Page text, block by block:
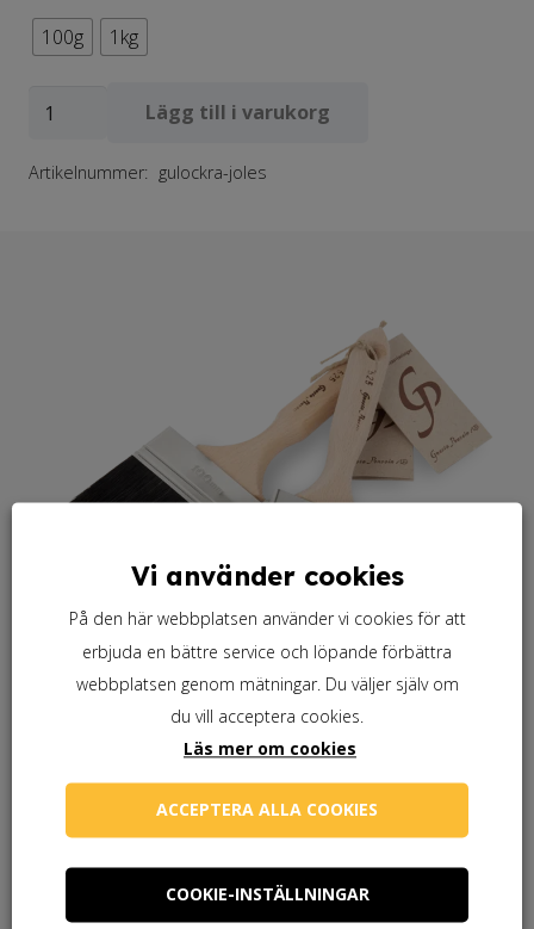
100g
1kg
Gulockra
JOLES
Lägg till i varukorg
Artikelnummer: gulockra-joles
Behöver du en pensel?
Vi använder cookies
På den här webbplatsen använder vi cookies för att
erbjuda en bättre service och löpande förbättra
webbplatsen genom mätningar. Du väljer själv om
du vill acceptera cookies.
Läs mer om cookies
ACCEPTERA ALLA COOKIES
COOKIE-INSTÄLLNINGAR